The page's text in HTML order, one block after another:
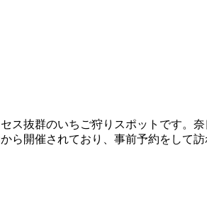
ス抜群のいちご狩りスポットです。
ら開催されており、事前予約をして訪